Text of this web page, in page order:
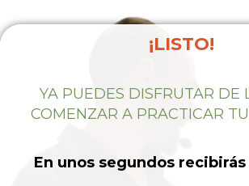
¡LISTO!
YA PUEDES DISFRUTAR DE
COMENZAR A PRACTICAR
En unos segundos